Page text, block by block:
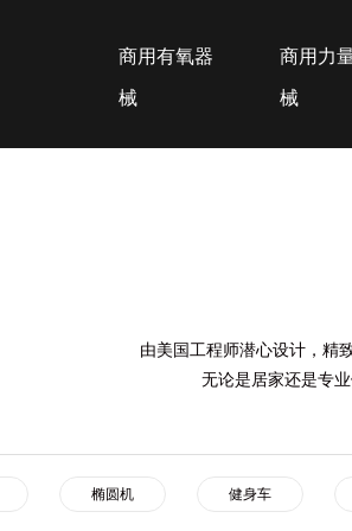
商用有氧器
械
商用力
械
由美国工程师潜心设计，精
无论是居家还是专
椭圆机 健身车